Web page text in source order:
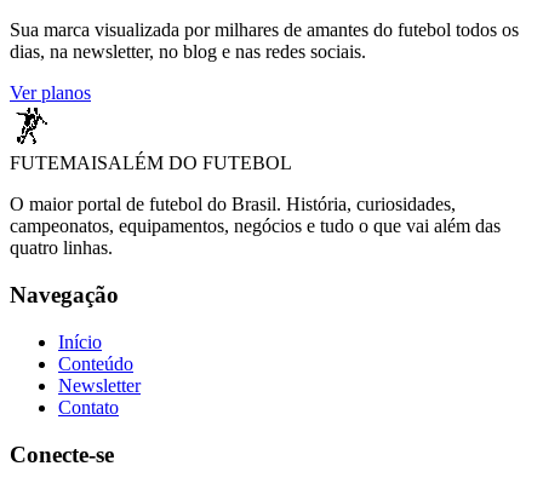
Sua marca visualizada por milhares de amantes do futebol todos os
dias, na newsletter, no blog e nas redes sociais.
Ver planos
FUTEMAISALÉM DO FUTEBOL
O maior portal de futebol do Brasil. História, curiosidades,
campeonatos, equipamentos, negócios e tudo o que vai além das
quatro linhas.
Navegação
Início
Conteúdo
Newsletter
Contato
Conecte-se